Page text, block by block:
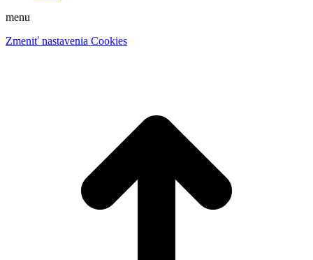
menu
Zmeniť nastavenia Cookies